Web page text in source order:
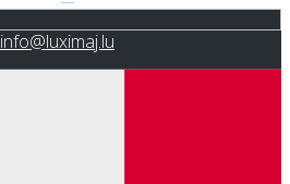
​info@luximaj.lu